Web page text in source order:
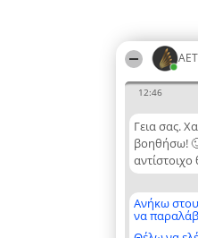
12:46
Γεια σας.
βοηθήσω!
Ανήκω
να